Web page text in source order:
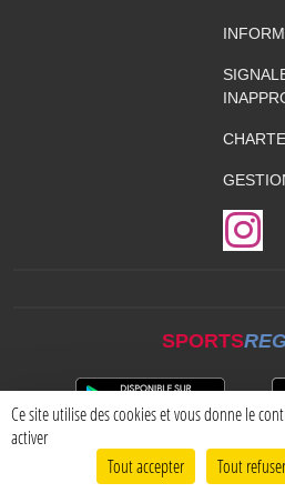
SPORTS
Envie de participer ?
Ce site utilise des cookies et vous donne le
activer
Tout accepter
Tout refuser